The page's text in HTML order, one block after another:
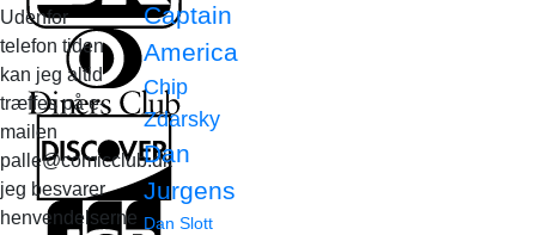
Udenfor
telefon tiden
kan jeg altid
træffes på e-
mailen
palle@comicclub.dk
jeg besvarer
henvendelserne
Captain
America
Chip
Zdarsky
Dan
Jurgens
Dan Slott